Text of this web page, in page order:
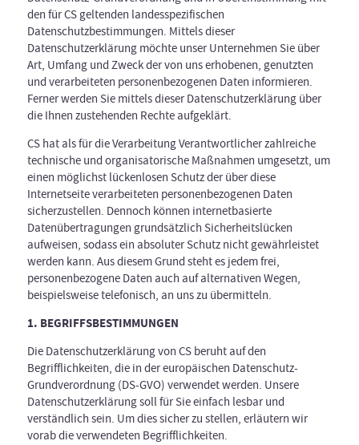
den für CS geltenden landesspezifischen
Datenschutzbestimmungen. Mittels dieser
Datenschutzerklärung möchte unser Unternehmen Sie über
Art, Umfang und Zweck der von uns erhobenen, genutzten
und verarbeiteten personenbezogenen Daten informieren.
Ferner werden Sie mittels dieser Datenschutzerklärung über
die Ihnen zustehenden Rechte aufgeklärt.
CS hat als für die Verarbeitung Verantwortlicher zahlreiche
technische und organisatorische Maßnahmen umgesetzt, um
einen möglichst lückenlosen Schutz der über diese
Internetseite verarbeiteten personenbezogenen Daten
sicherzustellen. Dennoch können internetbasierte
Datenübertragungen grundsätzlich Sicherheitslücken
aufweisen, sodass ein absoluter Schutz nicht gewährleistet
werden kann. Aus diesem Grund steht es jedem frei,
personenbezogene Daten auch auf alternativen Wegen,
beispielsweise telefonisch, an uns zu übermitteln.
1. BEGRIFFSBESTIMMUNGEN
Die Datenschutzerklärung von CS beruht auf den
Begrifflichkeiten, die in der europäischen Datenschutz-
Grundverordnung (DS-GVO) verwendet werden. Unsere
Datenschutzerklärung soll für Sie einfach lesbar und
verständlich sein. Um dies sicher zu stellen, erläutern wir
vorab die verwendeten Begrifflichkeiten.